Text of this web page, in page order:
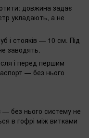
довжина задає
укладають, а не
і стояків — 10 см. Під
заводять.
і перед першим
— без нього
— без нього систему не
в гофрі між витками